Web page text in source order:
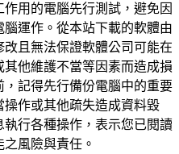
用的電腦先行測試，避免因
運作。從本站下載的軟體由
且無法保證軟體公司可能在
他維護不當等因素而造成損
記得先行備份電腦中的重要
作或其他疏失造成資料毀
行各種操作，表示您已閱讀
風險與責任。